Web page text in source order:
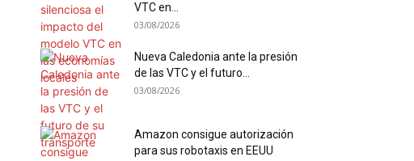
VTC en...
03/08/2026
Nueva Caledonia ante la presión
de las VTC y el futuro...
03/08/2026
Amazon consigue autorización
para sus robotaxis en EEUU